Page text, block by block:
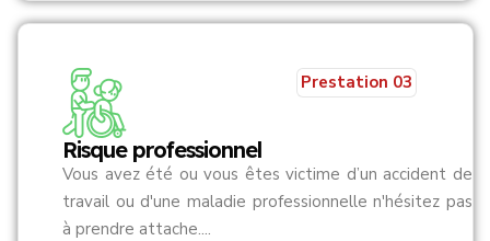
Prestation 03
Risque professionnel
Vous avez été ou vous êtes victime d’un accident de
travail ou d'une maladie professionnelle n'hésitez pas
à prendre attache....